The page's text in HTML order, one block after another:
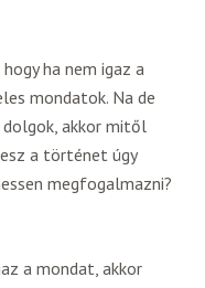
ha nem igaz a
mondatok. Na de
dolgok, akkor mitől
a történet úgy
megfogalmazni?
a mondat, akkor